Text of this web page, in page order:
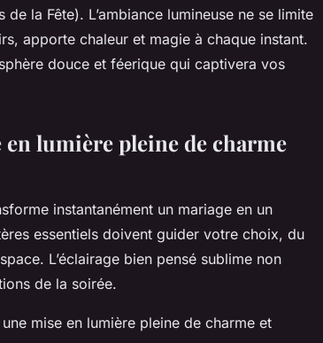
la Fête). L’ambiance lumineuse ne se limite
apporte chaleur et magie à chaque instant.
douce et féerique qui captivera vos
lumière pleine de charme
instantanément un mariage en un
essentiels doivent guider votre choix, du
L’éclairage bien pensé sublime non
de la soirée.
mise en lumière pleine de charme et